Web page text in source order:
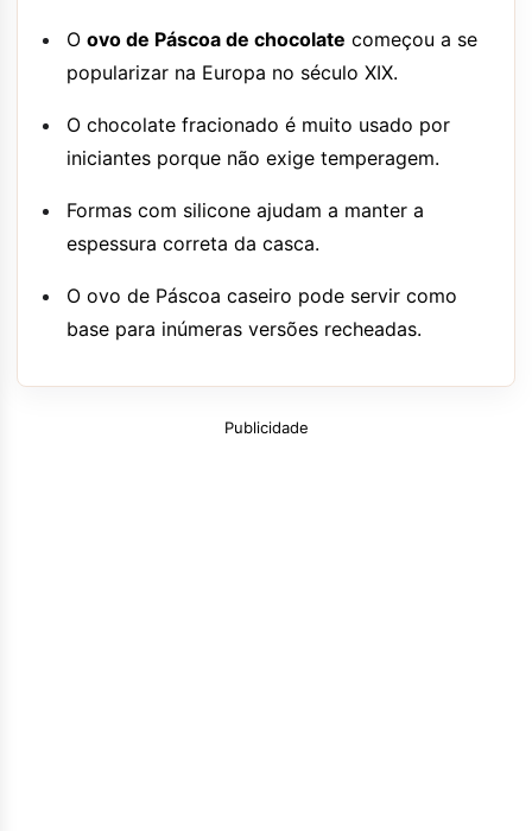
O ovo de Páscoa de chocolate começou a se
popularizar na Europa no século XIX.
O chocolate fracionado é muito usado por
iniciantes porque não exige temperagem.
Formas com silicone ajudam a manter a
espessura correta da casca.
O ovo de Páscoa caseiro pode servir como
base para inúmeras versões recheadas.
Publicidade